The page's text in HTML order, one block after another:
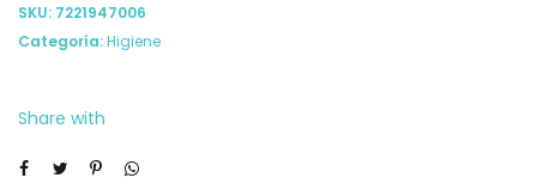
SKU: 7221947006
Categoría:Higiene
Share with